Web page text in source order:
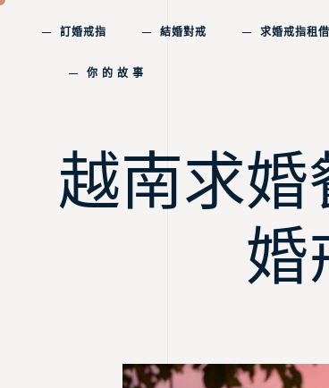
訂婚戒指 結婚對戒 求婚戒指租借
你 的 故 事
越南求
婚